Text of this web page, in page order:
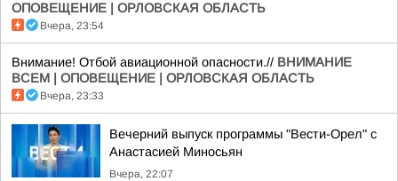
ОПОВЕЩЕНИЕ | ОРЛОВСКАЯ ОБЛАСТЬ
Вчера, 23:54
Внимание! Отбой авиационной опасности.// ВНИМАНИЕ
ВСЕМ | ОПОВЕЩЕНИЕ | ОРЛОВСКАЯ ОБЛАСТЬ
Вчера, 23:33
Вечерний выпуск программы "Вести-Орел" с
Анастасией Миносьян
Вчера, 22:07